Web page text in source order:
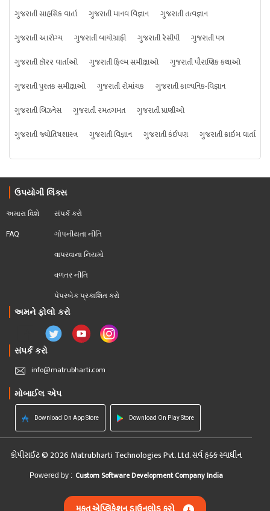
ગુજરાતી સાહસિક વાર્તા
ગુજરાતી માનવ વિજ્ઞાન
ગુજરાતી તત્વજ્ઞાન
ગુજરાતી આરોગ્ય
ગુજરાતી બાયોગ્રાફી ગુજરાતી રેસીપી
ગુજરાતી પત્ર
ગુજરાતી હૉરર વાર્તાઓ
ગુજરાતી ફિલ્મ સમીક્ષાઓ
ગુજરાતી પૌરાણિક કથાઓ
ગુજરાતી પુસ્તક સમીક્ષાઓ
ગુજરાતી રોમાંચક
ગુજરાતી કાલ્પનિક-વિજ્ઞાન
ગુજરાતી બિઝનેસ
ગુજરાતી રમતગમત
ગુજરાતી પ્રાણીઓ
ગુજરાતી જ્યોતિષશાસ્ત્ર
ગુજરાતી વિજ્ઞાન ગુજરાતી કંઈપણ ગુજરાતી ક્રાઇમ વાર્તા
ઉપયોગી લિંક્સ
અમારા વિશે
FAQ
સંપર્ક કરો
ગોપનીયતા નીતિ
વાપરવાના નિયમો
વળતર નીતિ
પેપરબેક પ્રકાશિત કરો
અમને ફોલો કરો
સંપર્ક કરો
info@matrubharti.com
મોબાઈલ એપ
Download On App Store Download On Play Store
કોપીરાઈટ © 2026 Matrubharti Technologies Pvt. Ltd. સર્વ હક્ક સ્વાધીન
Powered by : Custom Software Development Company India